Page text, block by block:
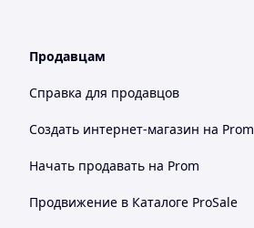
Продавцам
Справка для продавцов
Создать интернет-магазин на Prom
Начать продавать на Prom
Продвижение в Каталоге ProSale